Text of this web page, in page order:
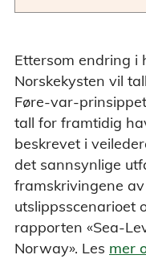
Ettersom endring i
Norskekysten vil
Føre-var-
tall for framtidig
beskrevet i
det sannsynlige
framskrivingene
utslippsscenarioet
rapporten «Sea-
Norway». Les mer